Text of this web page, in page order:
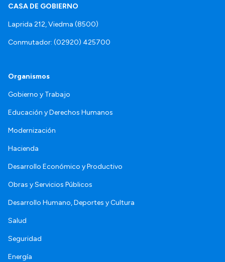
CASA DE GOBIERNO
Laprida 212, Viedma (8500)
Conmutador: (02920) 425700
Organismos
Gobierno y Trabajo
Educación y Derechos Humanos
Modernización
Hacienda
Desarrollo Económico y Productivo
Obras y Servicios Públicos
Desarrollo Humano, Deportes y Cultura
Salud
Seguridad
Energía